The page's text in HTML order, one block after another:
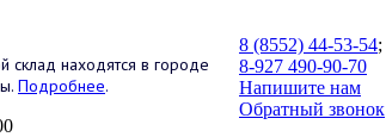
склад находятся в городе
Подробнее.
8 (8552) 44-53-54;
8-927 490-90-70
Напишите нам
Обратный звонок